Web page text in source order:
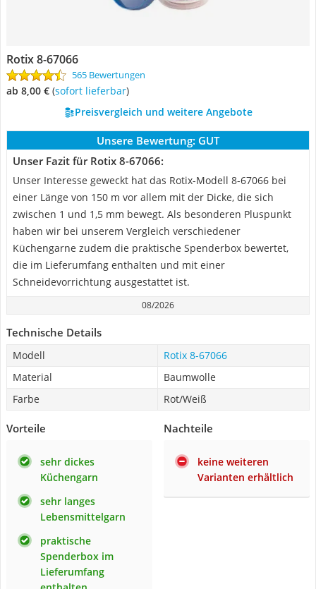
Rotix 8-67066
565 Bewertungen
ab 8,00 € ( Sofort lieferbar)
Preisvergleich und weitere Angebote
Unsere Bewertung: GUT
Unser Fazit für Rotix 8-67066:
Unser Interesse geweckt hat das Rotix-Modell 8-67066 bei
einer Länge von 150 m vor allem mit der Dicke, die sich
zwischen 1 und 1,5 mm bewegt. Als besonderen Pluspunkt
haben wir bei unserem Vergleich verschiedener
Küchengarne zudem die praktische Spenderbox bewertet,
die im Lieferumfang enthalten und mit einer
Schneidevorrichtung ausgestattet ist.
08/2026
Technische Details
Modell
Rotix 8-67066
Material
Baumwolle
Farbe
Rot/Weiß
Vorteile
sehr dickes
Küchengarn
sehr langes
Lebensmittelgarn
praktische
Spenderbox im
Lieferumfang
Nachteile
keine weiteren
Varianten erhältlich